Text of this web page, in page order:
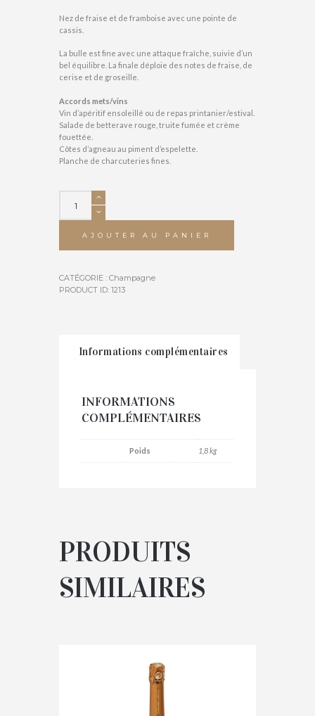
Nez de fraise et de framboise avec une pointe de
cassis.
La bulle est fine avec une attaque fraîche, suivie d’un
bel équilibre. La finale déploie des notes de fraise, de
cerise et de groseille.
Accords mets/vins
Vin d’apéritif ensoleillé ou de repas printanier/estival.
Salade de betterave rouge, truite fumée et crème
fouettée.
Côtes d’agneau au piment d’espelette.
Planche de charcuteries fines.
Rosé
AJOUTER AU PANIER
CATÉGORIE : Champagne
PRODUCT ID: 1213
Informations complémentaires
INFORMATIONS
COMPLÉMENTAIRES
Poids 1,8 kg
PRODUITS
SIMILAIRES